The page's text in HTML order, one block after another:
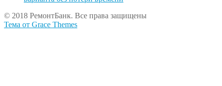
© 2018 РемонтБанк. Все права защищены
Тема от Grace Themes